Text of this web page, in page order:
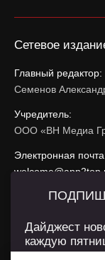
Сетевое
Главный редактор:
Семенов
Учредитель:
ООО «ВН Медиа
Электронная
При использовании
Сайт использует IP
Дайджест
каждую